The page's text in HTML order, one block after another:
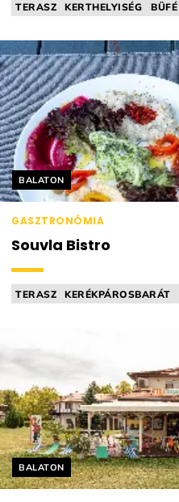
TERASZ KERTHELYISÉG BÜFÉ
Helyszín címkék:
BALATON
GASZTRONÓMIA
Souvla Bistro
TERASZ KERÉKPÁROSBARÁT
Helyszín címkék:
BALATON